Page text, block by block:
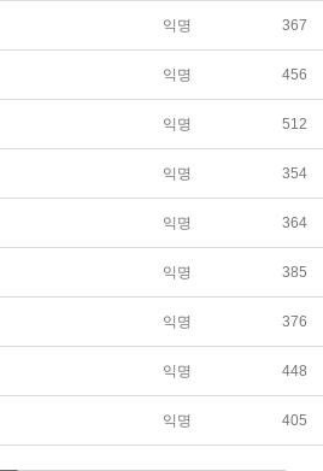
익명 367
익명 456
익명 512
익명 354
익명 364
익명 385
익명 376
익명 448
익명 405